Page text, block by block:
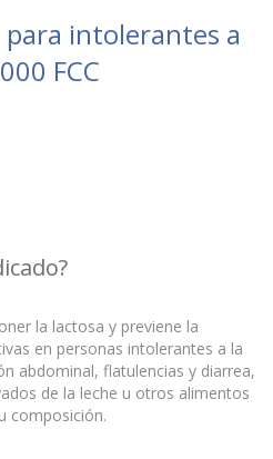
para intolerantes a
FCC
la lactosa y previene la
en personas intolerantes a la
abdominal, flatulencias y diarrea,
de la leche u otros alimentos
composición.